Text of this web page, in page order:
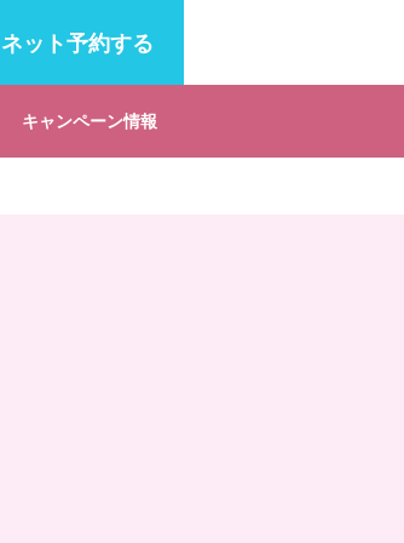
ネット予約する
キャンペーン情報